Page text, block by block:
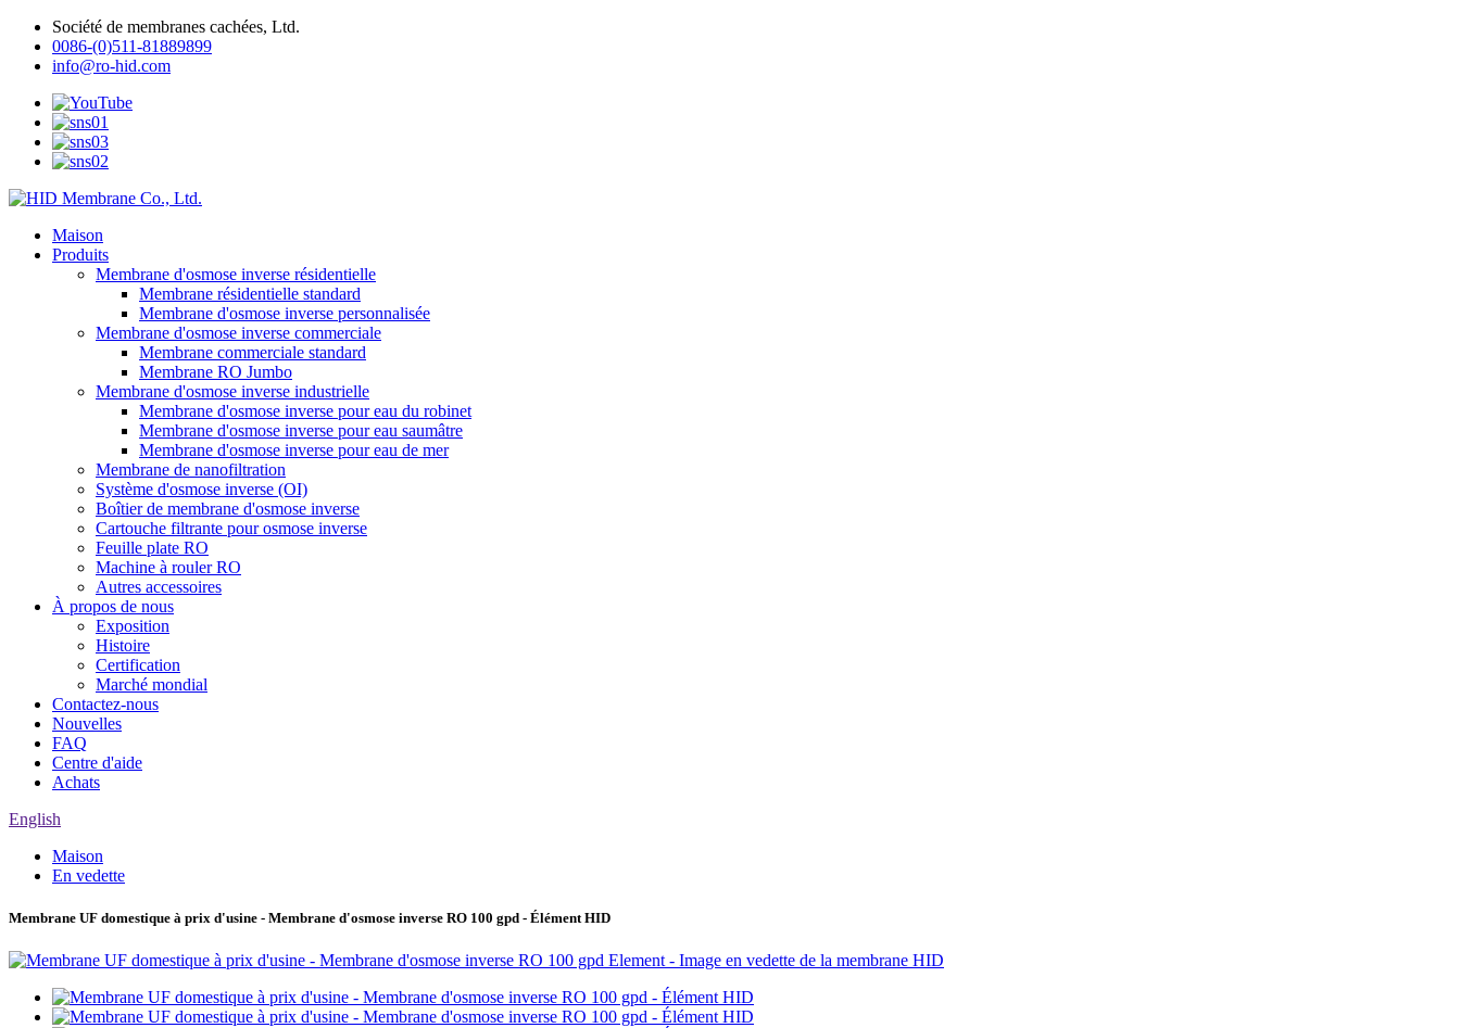
Société de membranes cachées, Ltd.
0086-(0)511-81889899
info@ro-hid.com
Maison
Produits
Membrane d'osmose inverse résidentielle
Membrane résidentielle standard
Membrane d'osmose inverse personnalisée
Membrane d'osmose inverse commerciale
Membrane commerciale standard
Membrane RO Jumbo
Membrane d'osmose inverse industrielle
Membrane d'osmose inverse pour eau du robinet
Membrane d'osmose inverse pour eau saumâtre
Membrane d'osmose inverse pour eau de mer
Membrane de nanofiltration
Système d'osmose inverse (OI)
Boîtier de membrane d'osmose inverse
Cartouche filtrante pour osmose inverse
Feuille plate RO
Machine à rouler RO
Autres accessoires
À propos de nous
Exposition
Histoire
Certification
Marché mondial
Contactez-nous
Nouvelles
FAQ
Centre d'aide
Achats
English
Maison
En vedette
Membrane UF domestique à prix d'usine - Membrane d'osmose inverse RO 100 gpd - Élément HID